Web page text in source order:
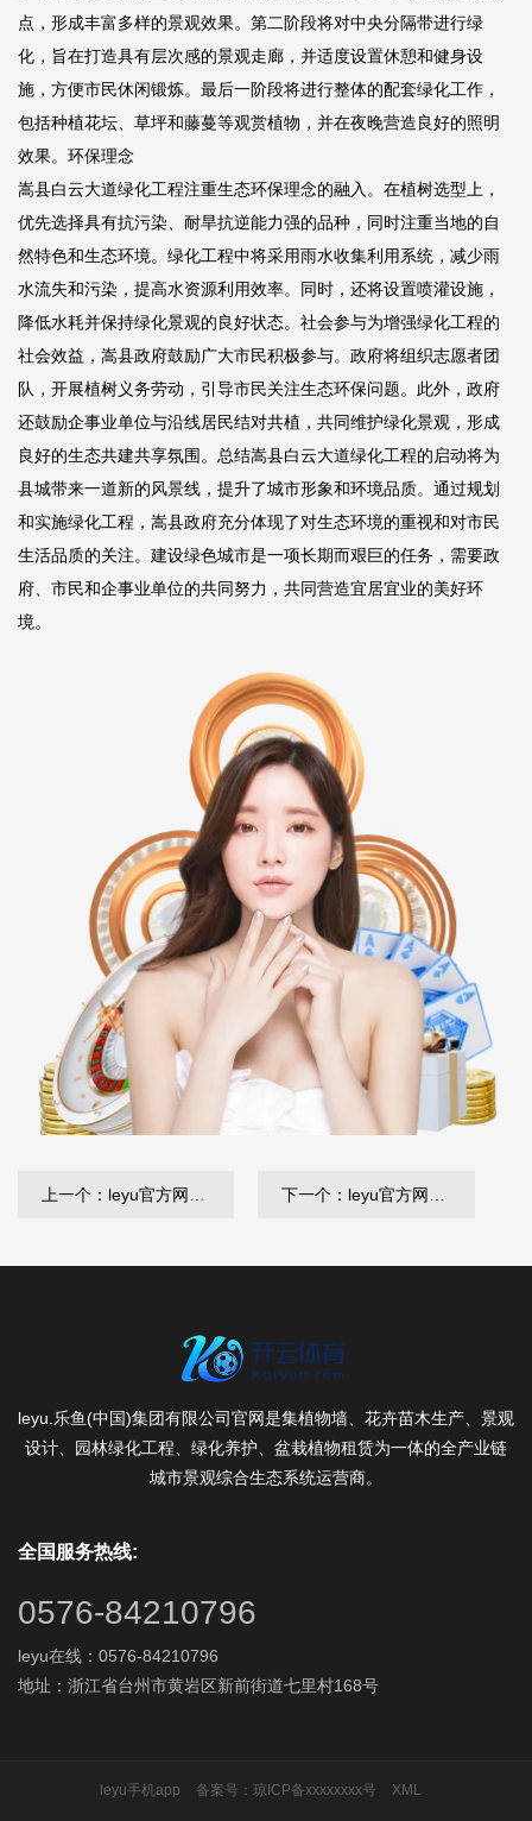
点，形成丰富多样的景观效果。第二阶段将对中央分隔带进行绿
化，旨在打造具有层次感的景观走廊，并适度设置休憩和健身设
施，方便市民休闲锻炼。最后一阶段将进行整体的配套绿化工作，
包括种植花坛、草坪和藤蔓等观赏植物，并在夜晚营造良好的照明
效果。环保理念
嵩县白云大道绿化工程注重生态环保理念的融入。在植树选型上，
优先选择具有抗污染、耐旱抗逆能力强的品种，同时注重当地的自
然特色和生态环境。绿化工程中将采用雨水收集利用系统，减少雨
水流失和污染，提高水资源利用效率。同时，还将设置喷灌设施，
降低水耗并保持绿化景观的良好状态。社会参与为增强绿化工程的
社会效益，嵩县政府鼓励广大市民积极参与。政府将组织志愿者团
队，开展植树义务劳动，引导市民关注生态环保问题。此外，政府
还鼓励企事业单位与沿线居民结对共植，共同维护绿化景观，形成
良好的生态共建共享氛围。总结嵩县白云大道绿化工程的启动将为
县城带来一道新的风景线，提升了城市形象和环境品质。通过规划
和实施绿化工程，嵩县政府充分体现了对生态环境的重视和对市民
生活品质的关注。建设绿色城市是一项长期而艰巨的任务，需要政
府、市民和企事业单位的共同努力，共同营造宜居宜业的美好环
境。
leyu.乐鱼(中国)集团有限公司官网是集植物墙、花卉苗木生产、景观
设计、园林绿化工程、绿化养护、盆栽植物租赁为一体的全产业链
城市景观综合生态系统运营商。
全国服务热线:
0576-84210796
leyu在线：0576-84210796
地址：浙江省台州市黄岩区新前街道七里村168号
leyu手机app 备案号： 琼ICP备xxxxxxxx号 XML